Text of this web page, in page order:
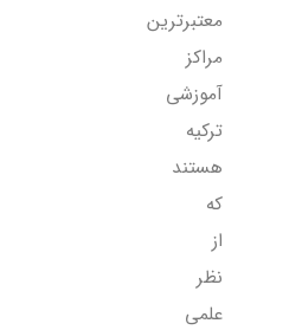
معتبرترین
مراکز
آموزشی
ترکیه
هستند
که
از
نظر
علمی